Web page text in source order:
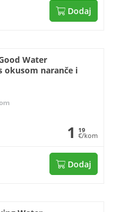
Dodaj
Water
okusom naranče i
1 19
€/kom
Dodaj